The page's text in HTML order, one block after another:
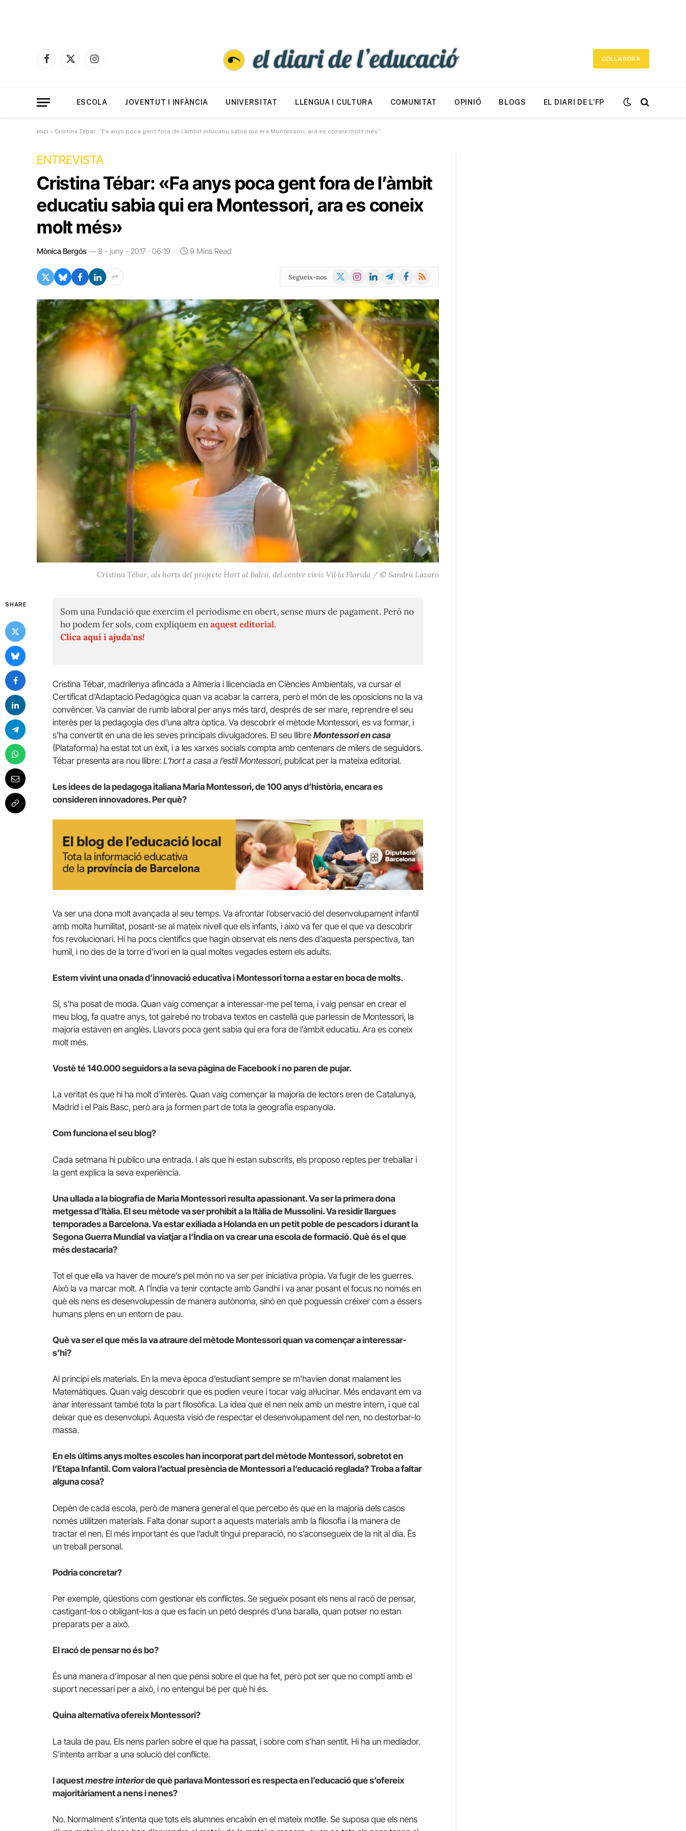
Facebook
X
Instagram
COL·LABORA
ESCOLA JOVENTUT I INFÀNCIA UNIVERSITAT LLENGUA I CULTURA COMUNITAT OPINIÓ BLOGS EL DIARI DE L’FP
Inici » Cristina Tébar: “Fa anys poca gent fora de l’àmbit educatiu sabia qui era Montessori, ara es coneix molt més”
ENTREVISTA
Cristina Tébar: «Fa anys poca gent fora de l’àmbit
educatiu sabia qui era Montessori, ara es coneix
molt més»
Mònica Bergós 8 - juny - 2017 · 06:19 9 Mins Read
Segueix-nos
X
Instagram
LinkedInTelegramFacebook
RSS
Cristina Tébar, als horts del projecte Hort al Balcó, del centre cívic Vil·la Florida / © Sandra Lázaro
SHARE
Som una Fundació que exercim el periodisme en obert, sense murs de pagament. Però no
ho podem fer sols, com expliquem enaquest editorial.
Clica aquí i ajuda'ns!
Cristina Tébar, madrilenya afincada a Almeria i llicenciada en Ciències Ambientals, va cursar el
Certificat d’Adaptació Pedagògica quan va acabar la carrera, però el món de les oposicions no la va
convèncer. Va canviar de rumb laboral per anys més tard, després de ser mare, reprendre el seu
interès per la pedagogia des d’una altra òptica. Va descobrir el mètode Montessori, es va formar, i
s’ha convertit en una de les seves principals divulgadores. El seu llibre Montessori en casa
(Plataforma) ha estat tot un èxit, i a les xarxes socials compta amb centenars de milers de seguidors.
Tébar presenta ara nou llibre: L’hort a casa a l’estil Montessori, publicat per la mateixa editorial.
Les idees de la pedagoga italiana Maria Montessori, de 100 anys d’història, encara es
consideren innovadores. Per què?
Va ser una dona molt avançada al seu temps. Va afrontar l’observació del desenvolupament infantil
amb molta humilitat, posant-se al mateix nivell que els infants, i això va fer que el que va descobrir
fos revolucionari. Hi ha pocs científics que hagin observat els nens des d’aquesta perspectiva, tan
humil, i no des de la torre d’ivori en la qual moltes vegades estem els adults.
Estem vivint una onada d’innovació educativa i Montessori torna a estar en boca de molts.
Sí, s’ha posat de moda. Quan vaig començar a interessar-me pel tema, i vaig pensar en crear el
meu blog, fa quatre anys, tot gairebé no trobava textos en castellà que parlessin de Montessori, la
majoria estaven en anglès. Llavors poca gent sabia qui era fora de l’àmbit educatiu. Ara es coneix
molt més.
Vostè té 140.000 seguidors a la seva pàgina de Facebook i no paren de pujar.
La veritat és que hi ha molt d’interès. Quan vaig començar la majoria de lectors eren de Catalunya,
Madrid i el País Basc, però ara ja formen part de tota la geografia espanyola.
Com funciona el seu blog?
Cada setmana hi publico una entrada. I als que hi estan subscrits, els proposo reptes per treballar i
la gent explica la seva experiència.
Una ullada a la biografia de Maria Montessori resulta apassionant. Va ser la primera dona
metgessa d’Itàlia. El seu mètode va ser prohibit a la Itàlia de Mussolini. Va residir llargues
temporades a Barcelona. Va estar exiliada a Holanda en un petit poble de pescadors i durant la
Segona Guerra Mundial va viatjar a l’Índia on va crear una escola de formació. Què és el que
més destacaria?
Tot el que ella va haver de moure’s pel món no va ser per iniciativa pròpia. Va fugir de les guerres.
Això la va marcar molt. A l’Índia va tenir contacte amb Gandhi i va anar posant el focus no només en
què els nens es desenvolupessin de manera autònoma, sinó en què poguessin créixer com a éssers
humans plens en un entorn de pau.
Què va ser el que més la va atraure del mètode Montessori quan va començar a interessar-
s’hi?
Al principi els materials. En la meva època d’estudiant sempre se m’havien donat malament les
Matemàtiques. Quan vaig descobrir que es podien veure i tocar vaig al·lucinar. Més endavant em va
anar interessant també tota la part filosòfica. La idea que el nen neix amb un mestre intern, i que cal
deixar que es desenvolupi. Aquesta visió de respectar el desenvolupament del nen, no destorbar-lo
massa.
En els últims anys moltes escoles han incorporat part del mètode Montessori, sobretot en
l’Etapa Infantil. Com valora l’actual presència de Montessori a l’educació reglada? Troba a faltar
alguna cosa?
Depèn de cada escola, però de manera general el que percebo és que en la majoria dels casos
només utilitzen materials. Falta donar suport a aquests materials amb la filosofia i la manera de
tractar el nen. El més important és que l’adult tingui preparació, no s’aconsegueix de la nit al dia. És
un treball personal.
Podria concretar?
Per exemple, qüestions com gestionar els conflictes. Se segueix posant els nens al racó de pensar,
castigant-los o obligant-los a que es facin un petó després d’una baralla, quan potser no estan
preparats per a això.
El racó de pensar no és bo?
És una manera d’imposar al nen que pensi sobre el que ha fet, però pot ser que no compti amb el
suport necessari per a això, i no entengui bé per què hi és.
Quina alternativa ofereix Montessori?
La taula de pau. Els nens parlen sobre el que ha passat, i sobre com s’han sentit. Hi ha un mediador.
S’intenta arribar a una solució del conflicte.
I aquestmestre interiorde què parlava Montessori es respecta en l’educació que s’ofereix
majoritàriament a nens i nenes?
No. Normalment s’intenta que tots els alumnes encaixin en el mateix motlle. Se suposa que els nens